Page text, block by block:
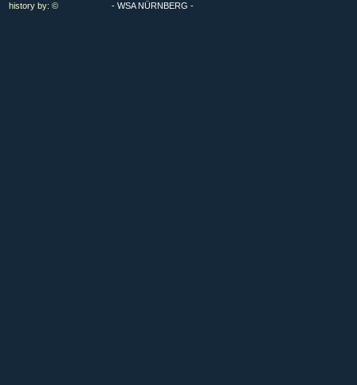
history by: ©
- WSA NÜRNBERG -